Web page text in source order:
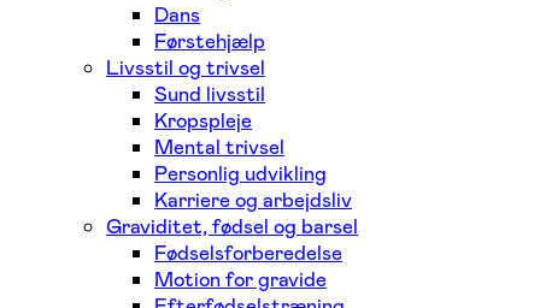
Dans
Førstehjælp
Livsstil og trivsel
Sund livsstil
Kropspleje
Mental trivsel
Personlig udvikling
Karriere og arbejdsliv
Graviditet, fødsel og barsel
Fødselsforberedelse
Motion for gravide